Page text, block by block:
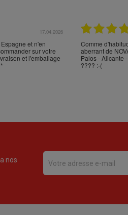
17.04.2026
et n'en
sur votre
et l'emballage
Comme
aberrant de
Palos - Alicante
???? :-(
nos